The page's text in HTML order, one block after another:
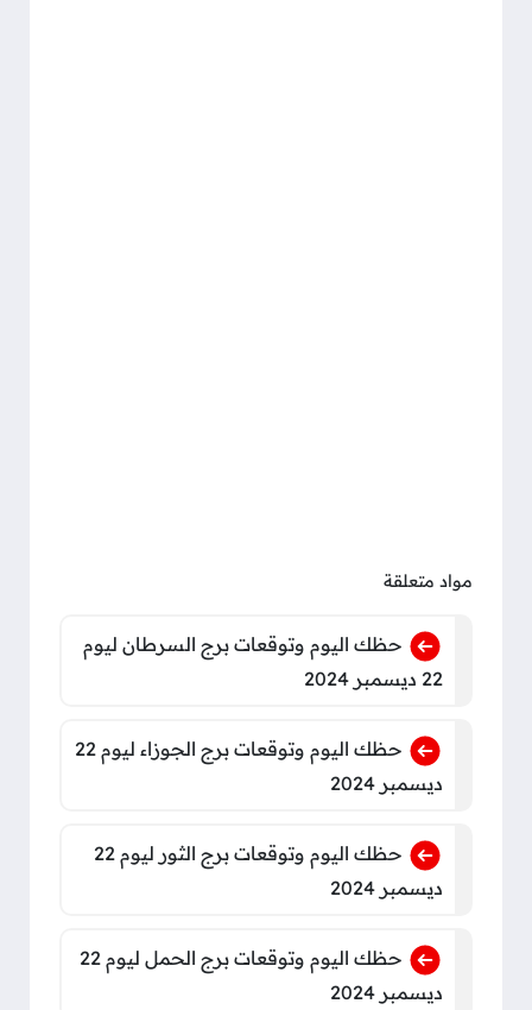
مواد متعلقة
حظك اليوم وتوقعات برج السرطان ليوم
22 ديسمبر 2024
حظك اليوم وتوقعات برج الجوزاء ليوم 22
ديسمبر 2024
حظك اليوم وتوقعات برج الثور ليوم 22
ديسمبر 2024
حظك اليوم وتوقعات برج الحمل ليوم 22
ديسمبر 2024